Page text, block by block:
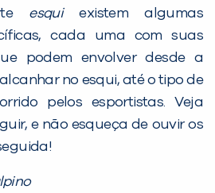
esquiexistem algumas
cada uma com suas
podem envolver desde a
no esqui, até o tipo de
pelos esportistas. Veja
e não esqueça de ouvir os